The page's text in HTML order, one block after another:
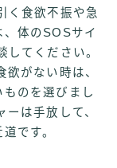
く食欲不振や急
体のSOSサイ
してください。
欲がない時は、
のを選びまし
は手放して、
です。